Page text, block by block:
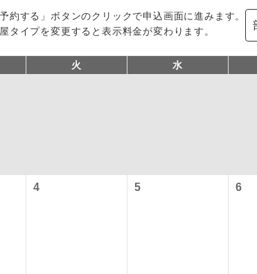
予約する」ボタンのクリックで申込画面に進みます。
タイプを変更すると表示料金が変わります。
火 水
4 5 6